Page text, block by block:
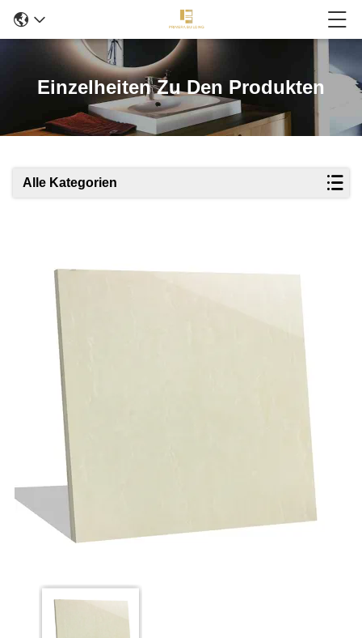
Einzelheiten Zu Den Produkten
Alle Kategorien